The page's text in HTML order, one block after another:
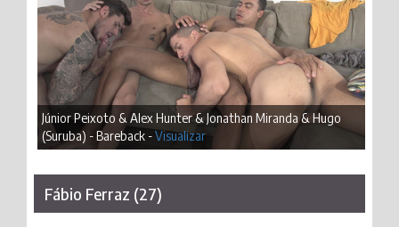
Júnior Peixoto & Alex Hunter & Jonathan Miranda & Hugo
(Suruba) - Bareback -Visualizar
Fábio Ferraz (27)